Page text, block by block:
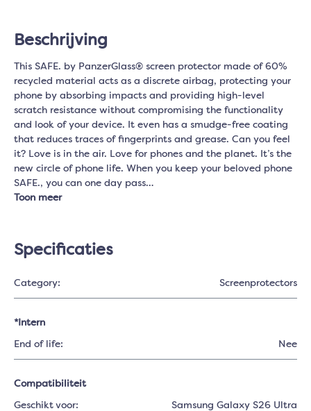
Beschrijving
This SAFE. by PanzerGlass® screen protector made of 60%
recycled material acts as a discrete airbag, protecting your
phone by absorbing impacts and providing high-level
scratch resistance without compromising the functionality
and look of your device. It even has a smudge-free coating
that reduces traces of fingerprints and grease. Can you feel
it? Love is in the air. Love for phones and the planet. It’s the
new circle of phone life. When you keep your beloved phone
SAFE., you can one day pass…
Toon meer
Specificaties
Category: Screenprotectors
*Intern
End of life: Nee
Compatibiliteit
Geschikt voor: Samsung Galaxy S26 Ultra